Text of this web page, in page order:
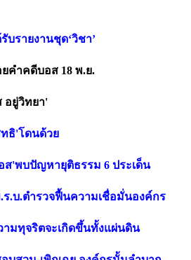
บรายงานชุด‘วิชา’
คำคดีบอส 18 พ.ย.
อยู่วิทยา'
ธิ'โดนด้วย
ส'พบปัญหายุติธรรม 6 ประเด็น
.บ.ตำรวจฟื้นความเชื่อมั่นองค์กร
มทุจริตจะเกิดขึ้นทั้งแผ่นดิน